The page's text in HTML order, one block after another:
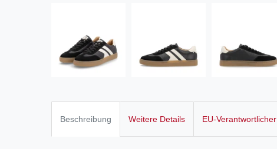
Beschreibung Weitere Details EU-Verantwortlicher